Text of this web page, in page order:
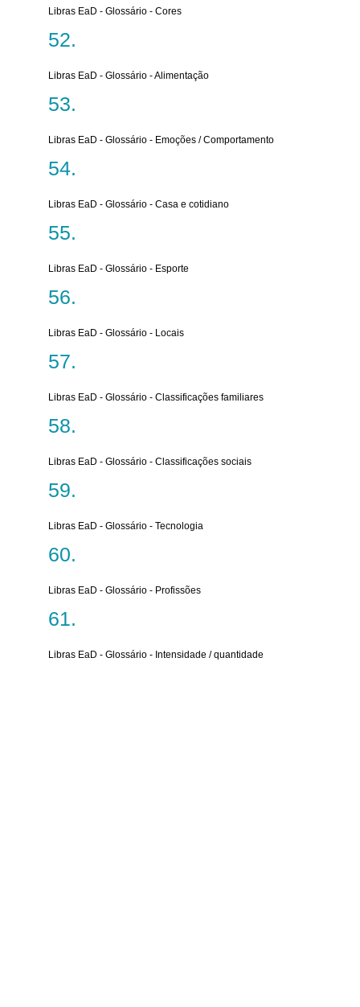
Libras EaD - Glossário - Cores
Libras EaD - Glossário - Alimentação
Libras EaD - Glossário - Emoções / Comportamento
Libras EaD - Glossário - Casa e cotidiano
Libras EaD - Glossário - Esporte
Libras EaD - Glossário - Locais
Libras EaD - Glossário - Classificações familiares
Libras EaD - Glossário - Classificações sociais
Libras EaD - Glossário - Tecnologia
Libras EaD - Glossário - Profissões
Libras EaD - Glossário - Intensidade / quantidade